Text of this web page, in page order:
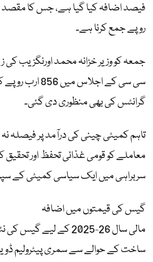
روپے جمع کرنا ہے۔
جمعہ کو وزیر خزانہ محمد اورنگزیب
سی سی کے اجلاس میں
گرانٹس کی بھی منظوری دی گئی۔
تاہم کمیٹی چینی کی درآمد پر فیصلہ
معاملے کو قومی غذائی تحفظ اور تحقیق
سربراہی میں ایک سیاسی کمیٹی کے
گیس کی قیمتوں میں اضافہ
مالی سال 26-2025 کے لیے
ساخت کے حوالے سے سمری پیٹرولیم